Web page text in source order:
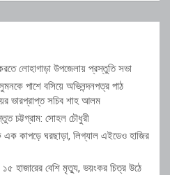
লোহাগাড়া উপজেলায় প্রস্তুতি সভা
সুমনকে পাশে বসিয়ে অভিনন্দনপত্র পাঠ
ভারপ্রাপ্ত সচিব শাহ আলম
চট্টগ্রাম: সোহল চৌধুরী
এক কাপড়ে ঘরছাড়া, লিগ্যাল এইডেও হাজির
হাজারের বেশি মৃত্যু, ভয়ংকর চিত্র উঠে